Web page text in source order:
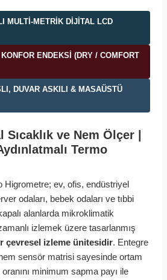
MULTI-METRIK DIJITAL LCD
ENDEKSI (DRY / COMFORT
DUVAR ASKILI & MASAÜSTÜ
ve Nem Ölçer |
Termo
Higrometre; ev, ofis, endüstriyel
odaları, bebek odaları ve tıbbi
alanlarda mikroklimatik
izlemek üzere tasarlanmış
çevresel izleme ünitesidir. Entegre
sensör matrisi sayesinde ortam
oranını minimum sapma payı ile